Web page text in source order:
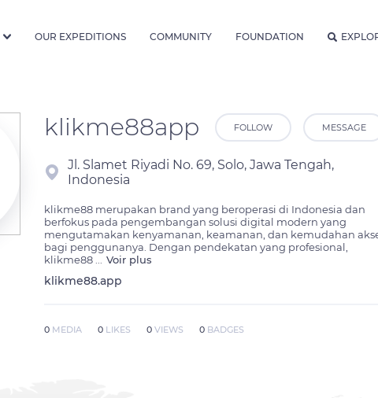
OUR EXPEDITIONS COMMUNITY FOUNDATION
klikme88app FOLLOW MESSAGE
Jl. Slamet Riyadi No. 69, Solo, Jawa Tengah,
Indonesia
klikme88 merupakan brand yang beroperasi di Indonesia dan
berfokus pada pengembangan solusi digital modern yang
mengutamakan kenyamanan, keamanan, dan kemudahan
bagi penggunanya. Dengan pendekatan yang profesional,
klikme88
Voir plus
klikme88.app
0 MEDIA 0 LIKES 0 VIEWS 0 BADGES